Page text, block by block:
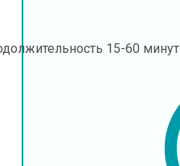
15-60 минут